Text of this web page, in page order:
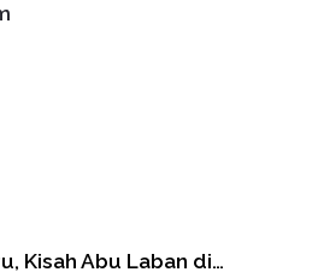
Kisah Abu Laban di…